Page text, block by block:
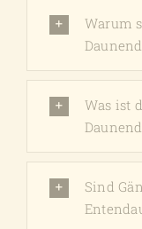
Warum
Was ist
Sind